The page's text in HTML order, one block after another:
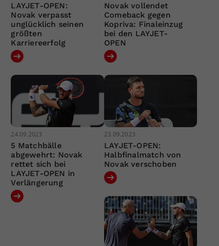
LAYJET-OPEN:
Novak verpasst
unglücklich seinen
größten
Karriereerfolg
Novak vollendet
Comeback gegen
Kopriva: Finaleinzug
bei den LAYJET-
OPEN
24.09.2023
5 Matchbälle
abgewehrt: Novak
rettet sich bei
LAYJET-OPEN in
Verlängerung
23.09.2023
LAYJET-OPEN:
Halbfinalmatch von
Novak verschoben